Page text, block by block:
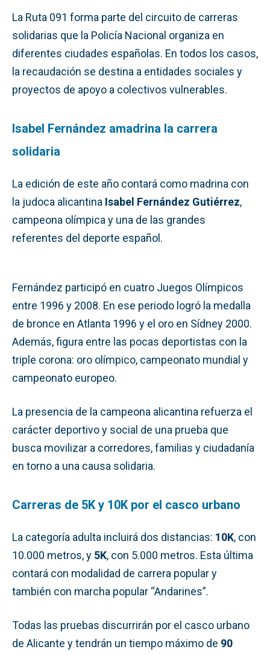
La Ruta 091 forma parte del circuito de carreras
solidarias que la Policía Nacional organiza en
diferentes ciudades españolas. En todos los casos,
la recaudación se destina a entidades sociales y
proyectos de apoyo a colectivos vulnerables.
Isabel Fernández amadrina la carrera
solidaria
La edición de este año contará como madrina con
la judoca alicantina Isabel Fernández Gutiérrez,
campeona olímpica y una de las grandes
referentes del deporte español.
Fernández participó en cuatro Juegos Olímpicos
entre 1996 y 2008. En ese periodo logró la medalla
de bronce en Atlanta 1996 y el oro en Sídney 2000.
Además, figura entre las pocas deportistas con la
triple corona: oro olímpico, campeonato mundial y
campeonato europeo.
La presencia de la campeona alicantina refuerza el
carácter deportivo y social de una prueba que
busca movilizar a corredores, familias y ciudadanía
en torno a una causa solidaria.
Carreras de 5K y 10K por el casco urbano
La categoría adulta incluirá dos distancias: 10K, con
10.000 metros, y 5K, con 5.000 metros. Esta última
contará con modalidad de carrera popular y
también con marcha popular “Andarines”.
Todas las pruebas discurrirán por el casco urbano
de Alicante y tendrán un tiempo máximo de 90